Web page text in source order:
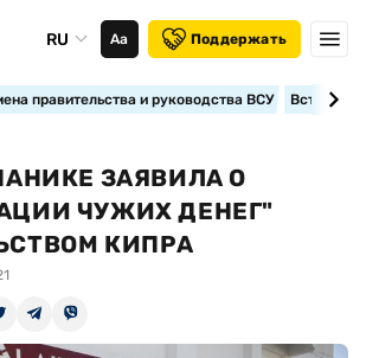
RU Аа Поддержать
правительства и руководства ВСУ
ЗАЯВИЛА О
ЧУЖИХ ДЕНЕГ"
КИПРА